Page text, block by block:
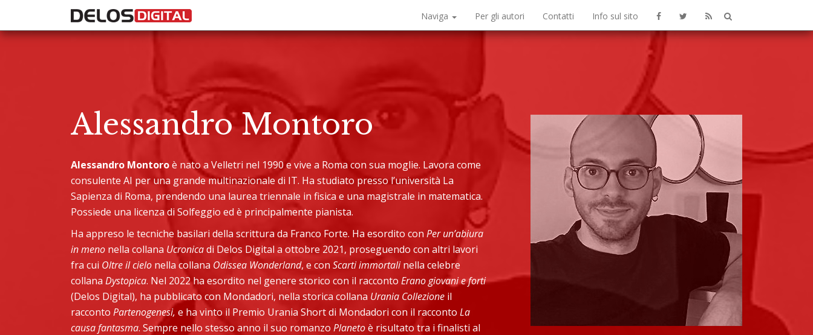
Naviga Per gli autori Contatti Info sul sito
Alessandro Montoro
Alessandro Montoroè nato a Velletri nel 1990 e vive a Roma con sua moglie. Lavora come
consulente AI per una grande multinazionale di IT. Ha studiato presso l’università La
Sapienza di Roma, prendendo una laurea triennale in fisica e una magistrale in matematica.
Possiede una licenza di Solfeggio ed è principalmente pianista.
Ha appreso le tecniche basilari della scrittura da Franco Forte. Ha esordito con Per un’abiura
in meno nella collana Ucronicadi Delos Digital a ottobre 2021, proseguendo con altri lavori
fra cui Oltre il cielo nella collana Odissea Wonderland, e con Scarti immortalinella celebre
collana Dystopica. Nel 2022 ha esordito nel genere storico con il racconto Erano giovani e forti
(Delos Digital), ha pubblicato con Mondadori, nella storica collana Urania Collezione il
racconto Partenogenesi, e ha vinto il Premio Urania Short di Mondadori con il racconto La
causa fantasma. Sempre nello stesso anno il suo romanzo Planetoè risultato tra i finalisti al